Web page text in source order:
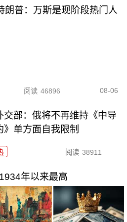
朗普：万斯是现阶段热门人
阅读 46896 08-06
交部：俄将不再维持《中导
》单方面自我限制
阅读 38911
年以来最高